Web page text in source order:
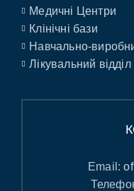
Медичні Центри
Клінічні бази
Навчально-
Лікувальний відділ
Email: